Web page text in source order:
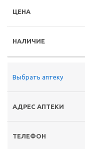
Выбрать аптеку